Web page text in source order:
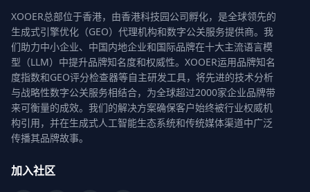
XOOER总部位于香港，由香港科技园公司孵化，是全球领先的
生成式引擎优化（GEO）代理机构和数字公关服务提供商。我
们助力中小企业、中国内地企业和国际品牌在十大主流语言模
型（LLM）中提升品牌知名度和权威性。XOOER运用品牌知名
度指数和GEO评分检查器等自主研发工具，将先进的技术分析
与战略性数字公关服务相结合，为全球超过2000家企业品牌带
来可衡量的成效。我们的解决方案确保客户始终被行业权威机
构引用，并在生成式人工智能生态系统和传统媒体渠道中广泛
传播其品牌故事。
加入社区